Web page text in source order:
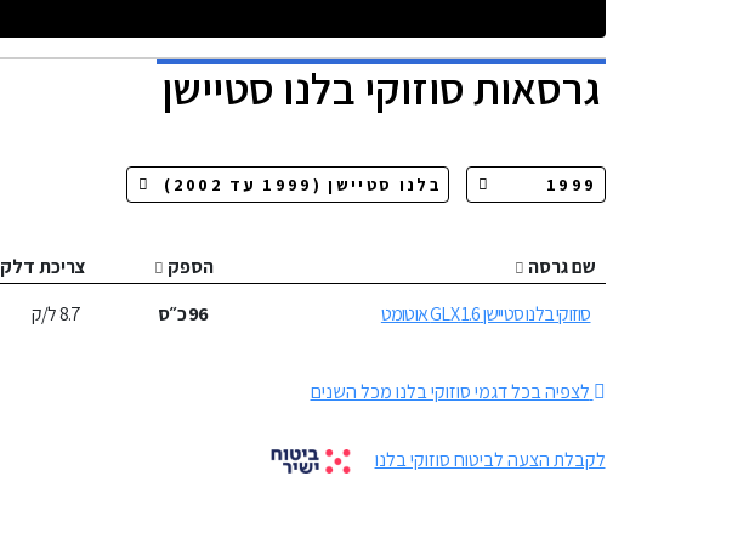
גרסאותסוזוקי בלנו סטיישן
שם גרסה הספק צריכת דלק
סוזוקי בלנו סטיישן 1.6 GLX אוטומט
96כ״ס 8.7ל/ק
לצפיה בכל דגמי סוזוקי בלנו מכל השנים
לקבלת הצעה לביטוח סוזוקי בלנו